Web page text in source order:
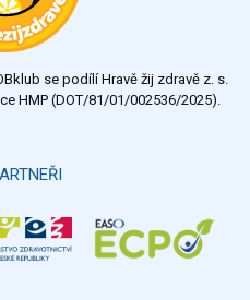
se podílí Hravě žij zdravě z. s.
HMP (DOT/81/01/002536/2025).